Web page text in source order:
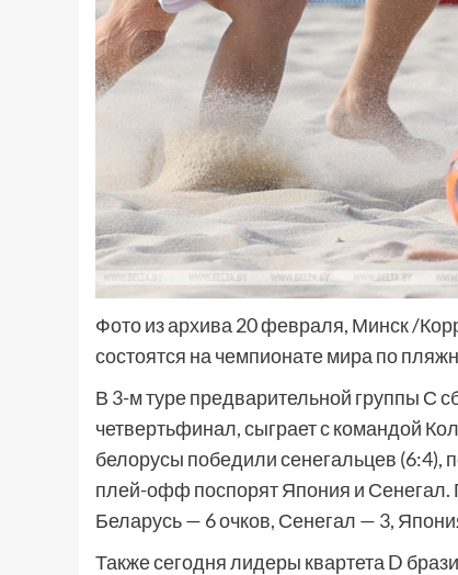
Фото из архива 20 февраля, Минск /
состоятся на чемпионате мира по
В 3-м туре предварительной группы С
четвертьфинал, сыграет с командой
белорусы победили сенегальцев (6:4),
плей-офф поспорят Япония и
Беларусь — 6 очков, Сенегал — 3,
Также сегодня лидеры квартета D